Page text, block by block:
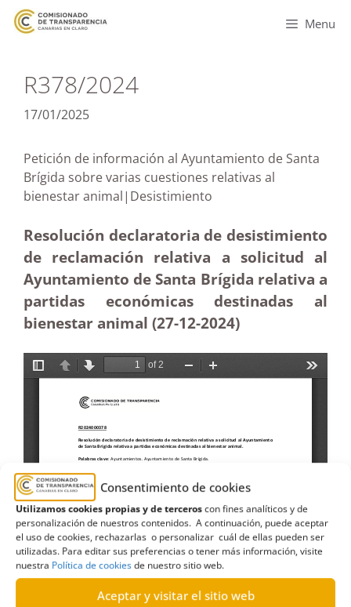
Consentimiento de cookies
Utilizamos cookies propias y de terceroscon fines analíticos y de
personalización de nuestros contenidos. A continuación, puede aceptar
el uso de cookies, rechazarlas o personalizar cuál de ellas pueden ser
utilizadas. Para editar sus preferencias o tener más información, visite
nuestra Política de cookiesde nuestro sitio web.
Aceptar y visitar el sitio web
Menu
R378/2024
17/01/2025
Petición de información al Ayuntamiento de Santa
Brígida sobre varias cuestiones relativas al
bienestar animal|Desistimiento
Resolución declaratoria de desistimiento
de reclamación relativa a solicitud al
Ayuntamiento de Santa Brígida relativa a
partidas económicas destinadas al
bienestar animal (27-12-2024)